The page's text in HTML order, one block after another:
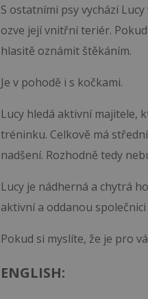
S ostatními psy vychází
ozve její vnitřní teriér.
hlasitě oznámit štěkáním.
Je v pohodě i s kočkami.
Lucy hledá aktivní majitele,
tréninku. Celkově má
nadšení. Rozhodně tedy
Lucy je nádherná a chytrá
aktivní a oddanou
Pokud si myslíte, že je pro
ENGLISH: